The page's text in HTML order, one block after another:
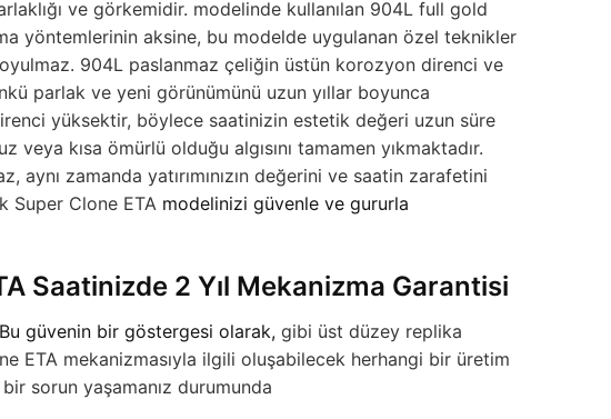
ve görkemidir. modelinde kullanılan 904L full gold
yöntemlerinin aksine, bu modelde uygulanan özel teknikler
904L paslanmaz çeliğin üstün korozyon direnci ve
parlak ve yeni görünümünü uzun yıllar boyunca
yüksektir, böylece saatinizin estetik değeri uzun süre
kısa ömürlü olduğu algısını tamamen yıkmaktadır.
zamanda yatırımınızın değerini ve saatin zarafetini
Super Clone ETA modelinizi güvenle ve gururla
Saatinizde 2 Yıl Mekanizma Garantisi
güvenin bir göstergesi olarak, gibi üst düzey replika
ETA mekanizmasıyla ilgili oluşabilecek herhangi bir üretim
sorun yaşamanız durumunda